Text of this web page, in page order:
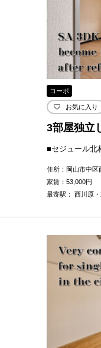
コーポ
お気に入り
3部屋独立
■セジュール
住所：岡山市中区
家賃： 53,000円
最寄駅： 西川原